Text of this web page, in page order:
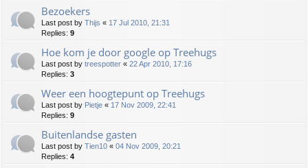
Bezoekers
Last post by Thijs « 17 Jul 2010, 21:31
Replies: 9
Hoe kom je door google op Treehugs
Last post by treespotter « 22 Apr 2010, 17:16
Replies: 3
Weer een hoogtepunt op Treehugs
Last post by Pietje « 17 Nov 2009, 22:41
Replies: 9
Buitenlandse gasten
Last post by Tien10 « 04 Nov 2009, 20:21
Replies: 4